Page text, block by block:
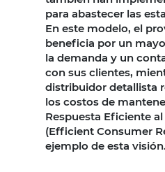
para abastecer las
En este modelo, el
beneficia por un
la demanda y un
con sus clientes,
distribuidor detallista
los costos de
Respuesta Eficiente
(Efficient Consumer
ejemplo de esta visión.